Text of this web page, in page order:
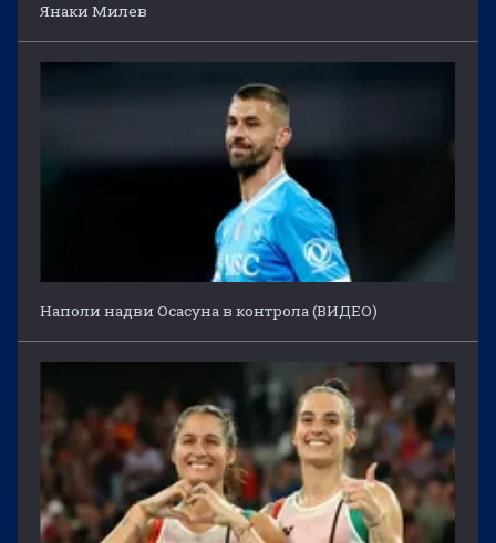
Янаки Милев
Наполи надви Осасуна в контрола (ВИДЕО)